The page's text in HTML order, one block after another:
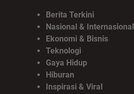
Berita Terkini
Nasional & Internasional
Ekonomi & Bisnis
Teknologi
Gaya Hidup
Hiburan
Inspirasi & Viral